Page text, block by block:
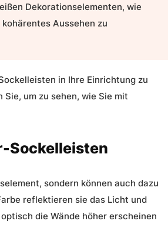
Dekorationselementen, wie
Aussehen zu
in Ihre Einrichtung zu
um zu sehen, wie Sie mit
Sockelleisten
sondern können auch dazu
reflektieren sie das Licht und
die Wände höher erscheinen